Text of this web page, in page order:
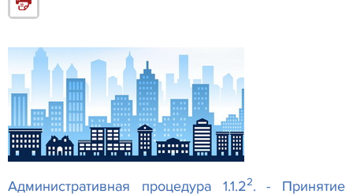
Административная процедура 1.1.22.
- Принятие